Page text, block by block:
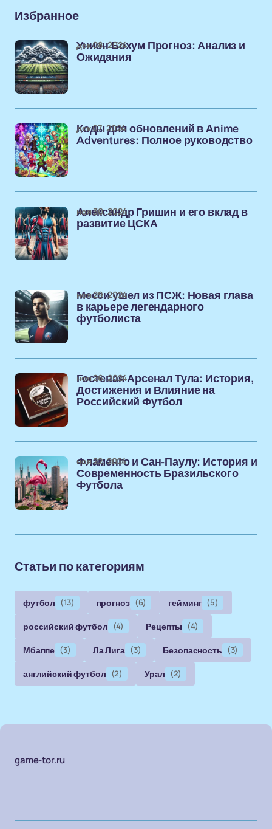
Избранное
Унион Бохум Прогноз: Анализ и
Ожидания
дек 08, 2024
Коды для обновлений в Anime
Adventures: Полное руководство
дек 07, 2024
Александр Гришин и его вклад в
развитие ЦСКА
ноя 30, 2024
Месси ушел из ПСЖ: Новая глава
в карьере легендарного
футболиста
ноя 29, 2024
Гостевая Арсенал Тула: История,
Достижения и Влияние на
Российский Футбол
ноя 26, 2024
Фламенго и Сан-Паулу: История и
Современность Бразильского
Футбола
ноя 22, 2024
Статьи по категориям
футбол (13) прогноз (6) гейминг (5)
российский футбол (4) Рецепты (4)
Мбаппе (3) Ла Лига (3) Безопасность (3)
английский футбол (2) Урал (2)
game-tor.ru